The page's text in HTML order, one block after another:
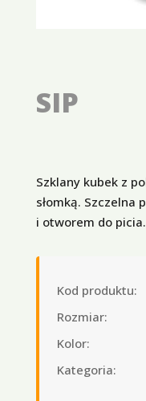
SIP
Szklany kubek z
słomką. Szczelna
i otworem do
Kod produktu:
Rozmiar:
Kolor:
Kategoria: